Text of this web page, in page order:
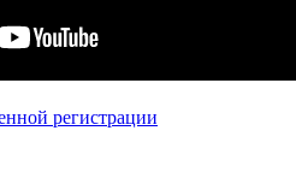
регистрации